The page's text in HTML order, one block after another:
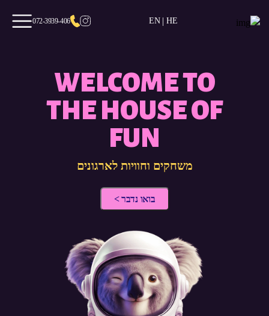
HE
|
EN
072-3939-406
WELCOME TO
THE HOUSE OF
FUN
משחקים וחוויות לארגונים
בואו נדבר >